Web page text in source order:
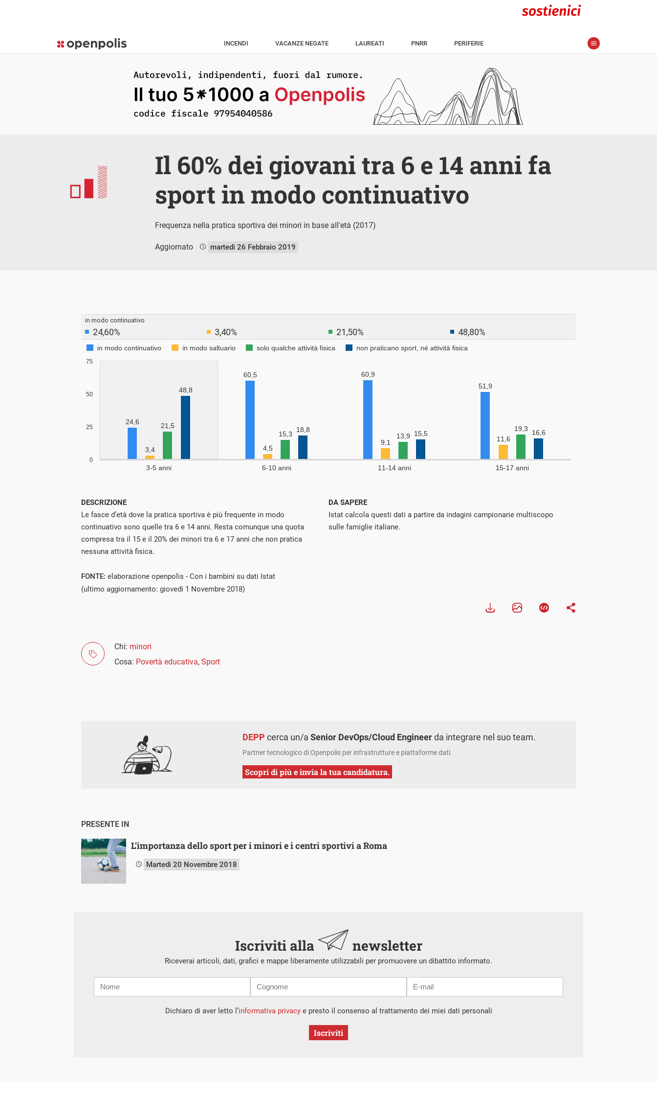
INCENDI VACANZE NEGATE LAUREATI PNRR PERIFERIE
Il 60% dei giovani tra 6 e 14 anni fa
sport in modo continuativo
Frequenza nella pratica sportiva dei minori in base all'età (2017)
Aggiornato martedì 26 Febbraio 2019
DESCRIZIONE
Le fasce d’età dove la pratica sportiva è più frequente in modo
continuativo sono quelle tra 6 e 14 anni. Resta comunque una quota
compresa tra il 15 e il 20% dei minori tra 6 e 17 anni che non pratica
nessuna attività fisica.
DA SAPERE
Istat calcola questi dati a partire da indagini campionarie multiscopo
sulle famiglie italiane.
FONTE: elaborazione openpolis - Con i bambini su dati Istat
(ultimo aggiornamento: giovedì 1 Novembre 2018)
Chi: minori
Cosa: Povertà educativa, Sport
DEPP cerca un/aSenior DevOps/Cloud Engineerda integrare nel suo team.
Partner tecnologico di Openpolis per infrastrutture e piattaforme dati.
Scopri di più e invia la tua candidatura.
PRESENTE IN
L’importanza dello sport per i minori e i centri sportivi a Roma
Martedì 20 Novembre 2018
Iscriviti alla newsletter
Riceverai articoli, dati, grafici e mappe liberamente utilizzabili per promuovere un dibattito informato.
mail
Dichiaro di aver letto l’informativa privacye presto il consenso al trattamento dei miei dati personali
Iscriviti